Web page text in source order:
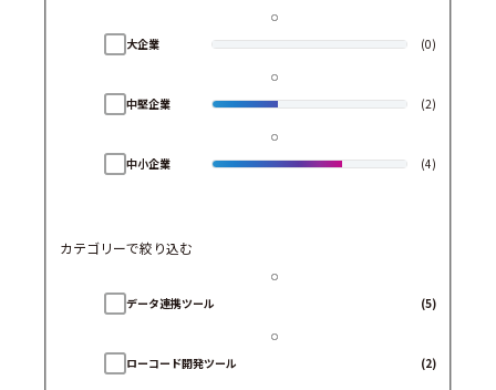
大企業 (0)
中堅企業 (2)
中小企業 (4)
カテゴリーで絞り込む
データ連携ツール (5)
ローコード開発ツール (2)